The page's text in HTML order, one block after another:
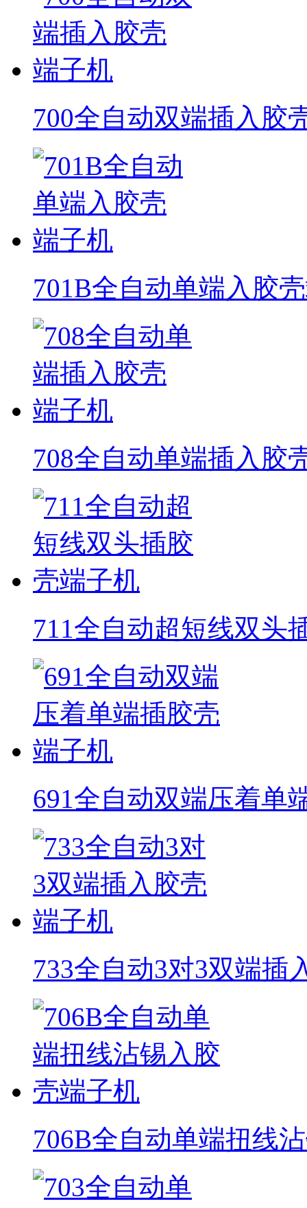
700全自动双端插入胶
701B全自动单端入胶
708全自动单端插入胶
711全自动超短线双头
691全自动双端压着单
733全自动3对3双端插
706B全自动单端扭线